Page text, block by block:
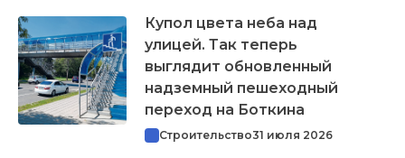
Купол цвета неба над
улицей. Так теперь
выглядит обновленный
надземный пешеходный
переход на Боткина
Строительство31 июля 2026